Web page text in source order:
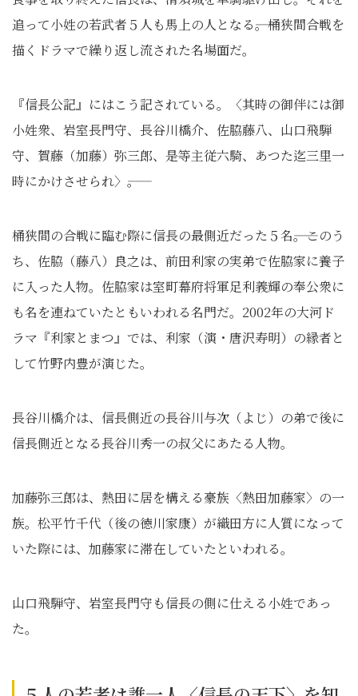
追って小姓の若武者５人も馬上の人となる――。桶狭間合戦を
描くドラマで繰り返し流された名場面だ。
『信長公記』にはこう記されている。〈其時の御伴には御
小姓衆、岩室長門守、長谷川橋介、佐脇藤八、山口飛騨
守、賀藤（加藤）弥三郎、是等主従六騎、あつた迄三里一
時にかけさせられ〉――｡
桶狭間の合戦に臨む際に信長の最側近だった５名――。このう
ち、佐脇（藤八）良之は、前田利家の実弟で佐脇家に養子
に入った人物。佐脇家は室町幕府将軍足利義輝の奉公衆に
も名を連ねていたともいわれる名門だ。2002年の大河ド
ラマ『利家とまつ』では、利家（演・唐沢寿明）の縁者と
して竹野内豊が演じた。
長谷川橋介は、信長側近の長谷川与次（よじ）の弟で後に
信長側近となる長谷川秀一の叔父にあたる人物。
加藤弥三郎は、熱田に居を構える豪族〈熱田加藤家〉の一
族。松平竹千代（後の徳川家康）が織田方に人質になって
いた際には、加藤家に滞在していたといわれる。
山口飛騨守、岩室長門守も信長の側に仕える小姓であっ
た。